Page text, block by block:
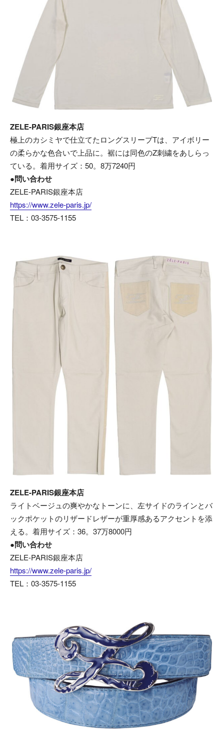
ZELE-PARIS銀座本店
極上のカシミヤで仕立てたロングスリーブTは、アイボリー
の柔らかな色合いで上品に。裾には同色のZ刺繍をあしらっ
ている。着用サイズ：50。8万7240円
●問い合わせ
ZELE-PARIS銀座本店
https://www.zele-paris.jp/
TEL：03-3575-1155
ZELE-PARIS銀座本店
ライトベージュの爽やかなトーンに、左サイドのラインとバ
ックポケットのリザードレザーが重厚感あるアクセントを添
える。着用サイズ：36。37万8000円
●問い合わせ
ZELE-PARIS銀座本店
https://www.zele-paris.jp/
TEL：03-3575-1155